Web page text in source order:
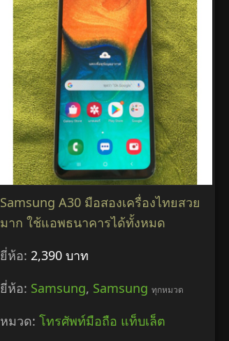
Samsung A30 มือสองเครื่องไทยสวย
มาก ใช้แอพธนาคารได้ทั้งหมด
ยี่ห้อ: 2,390 บาท
ยี่ห้อ: Samsung, Samsung ทุกหมวด
หมวด: โทรศัพท์มือถือ แท็บเล็ต